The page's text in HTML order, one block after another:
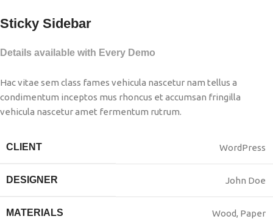
Sticky Sidebar
Details available with Every Demo
Hac vitae sem class fames vehicula nascetur nam tellus a
condimentum inceptos mus rhoncus et accumsan fringilla
vehicula nascetur amet fermentum rutrum.
CLIENT WordPress
DESIGNER John Doe
MATERIALS Wood, Paper